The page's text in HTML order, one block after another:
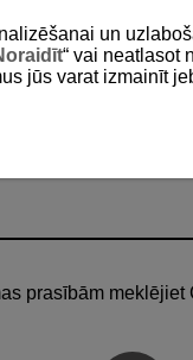
prasībām meklējiet
un
“ vai neatlasot
jūs varat izmainīt